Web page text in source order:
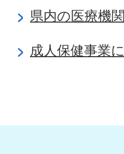
県内の医療機
成人保健事業